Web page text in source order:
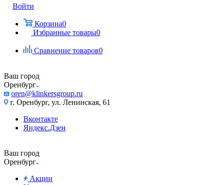
Войти
Корзина0
Избранные товары0
Сравнение товаров0
Ваш город
Оренбург
oren@klinkersgroup.ru
г. Оренбург, ул. Ленинская, 61
Вконтакте
Яндекс.Дзен
Ваш город
Оренбург
Акции